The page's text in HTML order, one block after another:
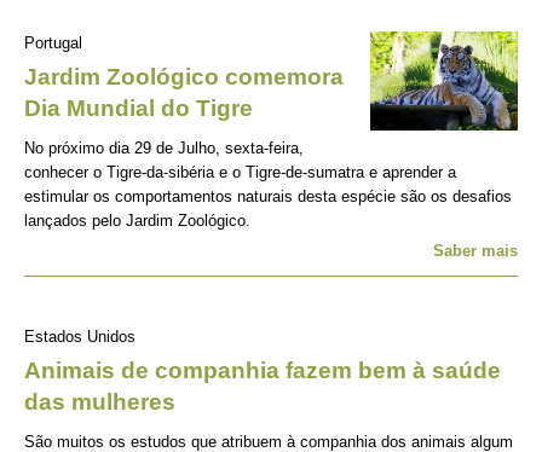
Portugal
Jardim Zoológico comemora
Dia Mundial do Tigre
No próximo dia 29 de Julho, sexta-feira,
conhecer o Tigre-da-sibéria e o Tigre-de-sumatra e aprender a
estimular os comportamentos naturais desta espécie são os desafios
lançados pelo Jardim Zoológico.
Saber mais
Estados Unidos
Animais de companhia fazem bem à saúde
das mulheres
São muitos os estudos que atribuem à companhia dos animais algum